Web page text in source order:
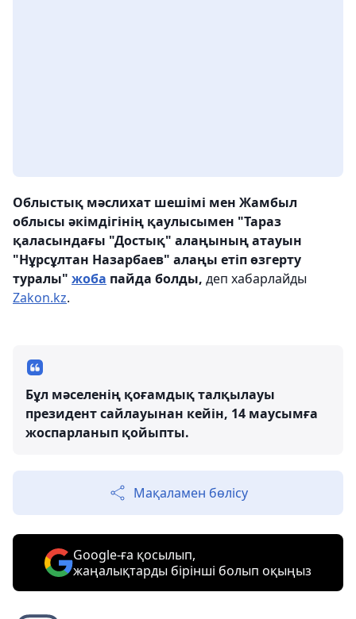
Облыстық мәслихат шешімі мен Жамбыл
облысы әкімдігінің қаулысымен "Тараз
қаласындағы "Достық" алаңының атауын
"Нұрсұлтан Назарбаев" алаңы етіп өзгерту
туралы" жоба пайда болды, деп хабарлайды
Zakon.kz.
Бұл мәселенің қоғамдық талқылауы
президент сайлауынан кейін, 14 маусымға
жоспарланып қойыпты.
Мақаламен бөлісу
Google-ға қосылып,
жаңалықтарды бірінші болып оқыңыз